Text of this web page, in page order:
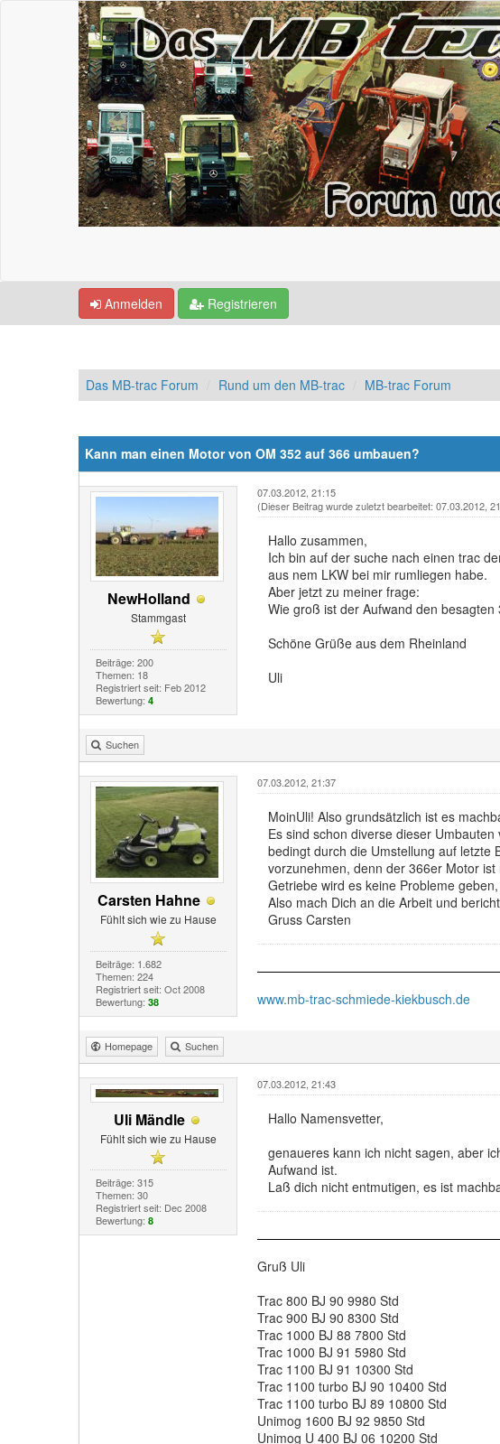
Anmelden Registrieren
Das MB-trac Forum Rund um den MB-trac MB-trac Forum
Kann man einen Motor von OM 352 auf 366 umbauen?
NewHolland
Stammgast
Beiträge: 200
Themen: 18
Registriert seit: Feb 2012
Bewertung: 4
07.03.2012, 21:15
(Dieser Beitrag wurde zuletzt bearbeitet: 07.03.2012,
Hallo zusammen,
Ich bin auf der suche nach einen trac
aus nem LKW bei mir rumliegen habe.
Aber jetzt zu meiner frage:
Wie groß ist der Aufwand den
Schöne Grüße aus dem Rheinland
Uli
Suchen
Carsten Hahne
Fühlt sich wie zu Hause
Beiträge: 1.682
Themen: 224
Registriert seit: Oct 2008
Bewertung: 38
07.03.2012, 21:37
MoinUli! Also grundsätzlich ist es
Es sind schon diverse dieser
bedingt durch die Umstellung auf letzte
vorzunehmen, denn der 366er Motor
Getriebe wird es keine Probleme
Also mach Dich an die Arbeit und
Gruss Carsten
www.mb-trac-schmiede-kiekbusch.de
Homepage Suchen
Uli Mändle
Fühlt sich wie zu Hause
Beiträge: 315
Themen: 30
Registriert seit: Dec 2008
Bewertung: 8
07.03.2012, 21:43
Hallo Namensvetter,
genaueres kann ich nicht sagen, aber
Aufwand ist.
Laß dich nicht entmutigen, es ist
Gruß Uli
Trac 800 BJ 90 9980 Std
Trac 900 BJ 90 8300 Std
Trac 1000 BJ 88 7800 Std
Trac 1000 BJ 91 5980 Std
Trac 1100 BJ 91 10300 Std
Trac 1100 turbo BJ 90 10400 Std
Trac 1100 turbo BJ 89 10800 Std
Unimog 1600 BJ 92 9850 Std
Unimog U 400 BJ 06 10200 Std